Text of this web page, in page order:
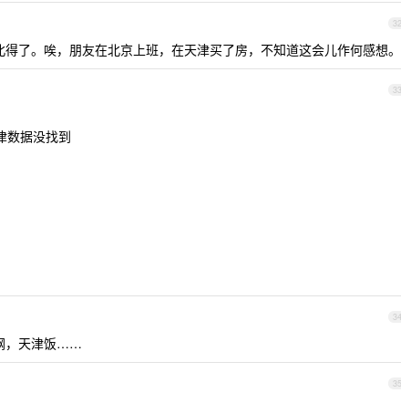
32
了。唉，朋友在北京上班，在天津买了房，不知道这会儿作何感想。
33
数据没找到
34
，天津饭……
35